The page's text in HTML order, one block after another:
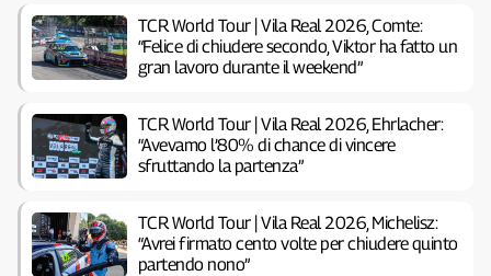
TCR World Tour | Vila Real 2026, Comte:
“Felice di chiudere secondo, Viktor ha fatto un
gran lavoro durante il weekend”
TCR World Tour | Vila Real 2026, Ehrlacher:
“Avevamo l’80% di chance di vincere
sfruttando la partenza”
TCR World Tour | Vila Real 2026, Michelisz:
“Avrei firmato cento volte per chiudere quinto
partendo nono”